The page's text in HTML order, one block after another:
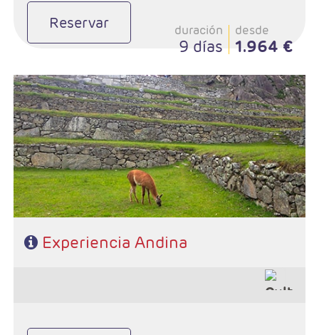
Reservar duración
9 días
desde
1.964 €
- Salidas: Diarias
- Ruta: 2 noches Lima, 2 noches Cuzco, 1 noche Valle Sagrado, 1
noche Aguas Calientes y 2 noches Puno.
- Categoría hotelera: A elegir
- Régimen: 8 desayunos y 4 almuerzos
Experiencia Andina